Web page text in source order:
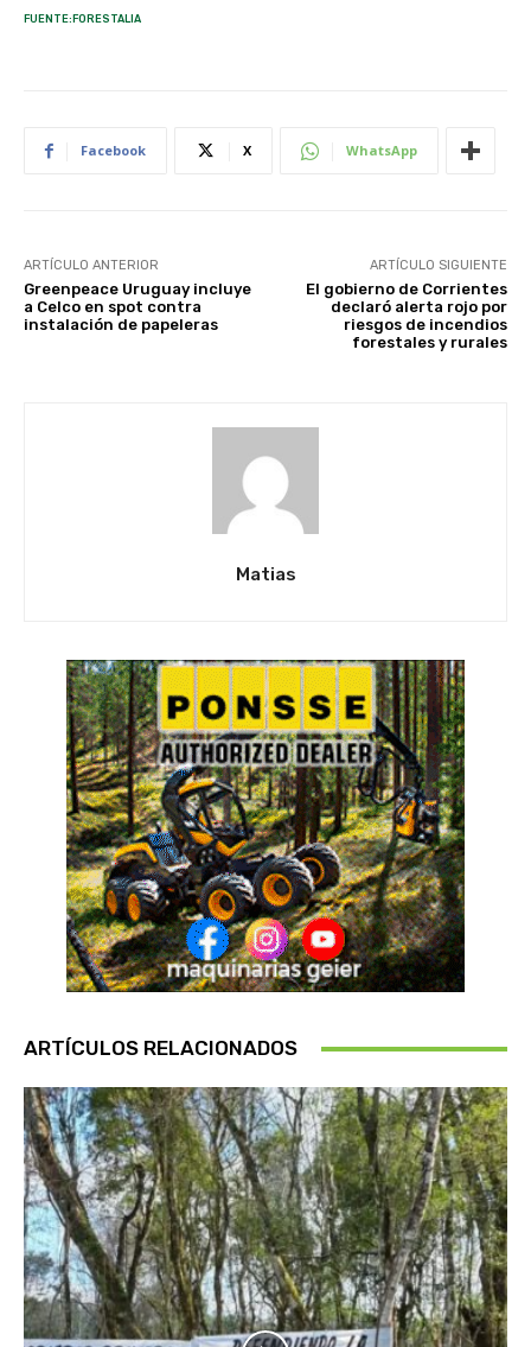
FUENTE:FORESTALIA
Facebook X WhatsApp
ARTÍCULO ANTERIOR
Greenpeace Uruguay incluye
a Celco en spot contra
instalación de papeleras
ARTÍCULO SIGUIENTE
El gobierno de Corrientes
declaró alerta rojo por
riesgos de incendios
forestales y rurales
Matias
ARTÍCULOS RELACIONADOS